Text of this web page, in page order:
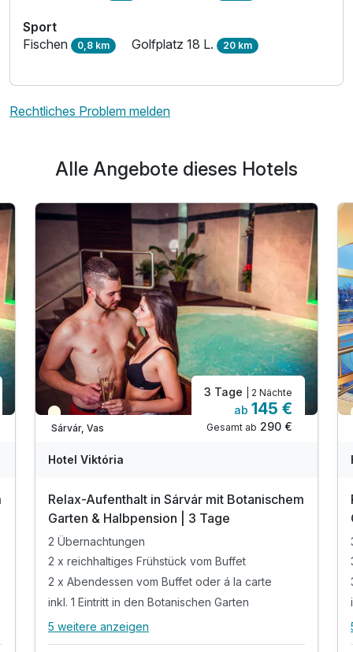
Sport
Fischen 0,8 km Golfplatz 18 L. 20 km
Rechtliches Problem melden
Alle Angebote dieses Hotels
Teilweise ausgelastet
Sárvár, Vas
3 Tage | 2 Nächte
ab 145 €
Gesamt ab 290 €
Hotel Viktória
Relax-Aufenthalt in Sárvár mit Botanischem
Garten & Halbpension | 3 Tage
2 Übernachtungen
2 x reichhaltiges Frühstück vom Buffet
2 x Abendessen vom Buffet oder á la carte
inkl. 1 Eintritt in den Botanischen Garten
Alle Inklusivleistungen
5 weitere anzeigen